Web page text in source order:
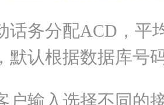
话务分配ACD，平
默认根据数据库号
户输入选择不同的